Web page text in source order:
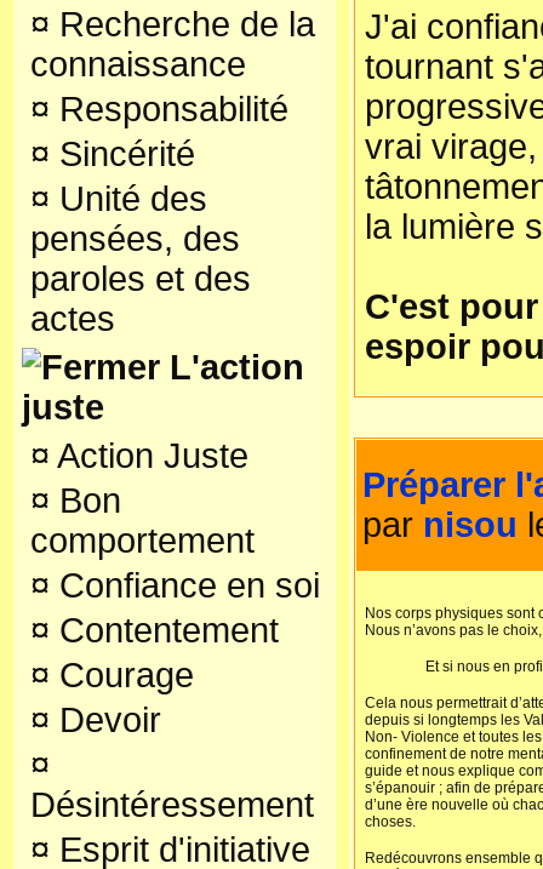
¤ Recherche de la
connaissance
¤ Responsabilité
¤ Sincérité
¤ Unité des
pensées, des
paroles et des
actes
L'action
juste
¤ Action Juste
¤ Bon
comportement
¤ Confiance en soi
¤ Contentement
¤ Courage
¤ Devoir
¤
Désintéressement
¤ Esprit d'initiative
J'ai
tournant
vrai
la lumière
C'est
espoir
Préparer
par nisou
Nos corps physiques sont
Nous n’avons pas le
Et si nous en
Cela nous permettrait
depuis si longtemps les
Non- Violence et toutes
confinement de notre
guide et nous explique
s’épanouir ; afin de
d’une ère nouvelle où
choses.
Redécouvrons ensemble